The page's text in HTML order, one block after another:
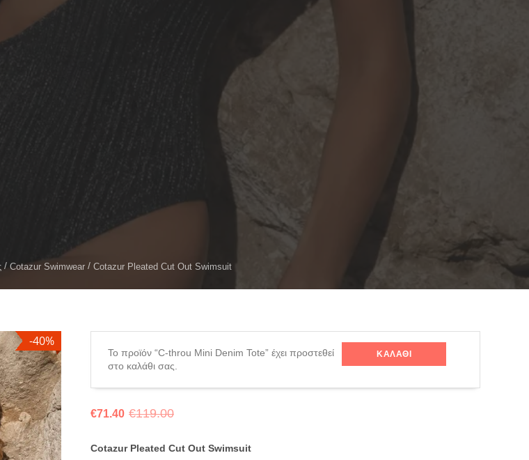
Cotazur Swimwear Cotazur Pleated Cut Out Swimsuit
-40%
Το προϊόν “C-throu Mini Denim Tote” έχει προστεθεί
στο καλάθι σας.
ΚΑΛΆΘΙ
€119.00
€71.40
Cotazur Pleated Cut Out Swimsuit